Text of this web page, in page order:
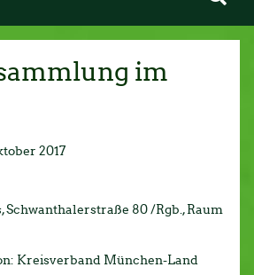
im
2017
Schwantha­ler­stra­ße 80 /Rgb., Raum
Kreisverband Mün­chen-Land